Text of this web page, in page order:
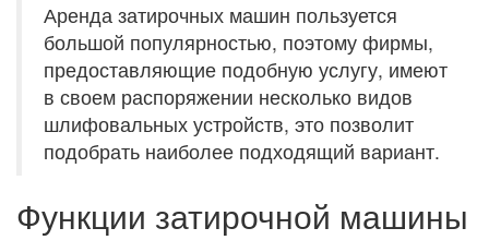
Аренда затирочных машин пользуется
большой популярностью, поэтому фирмы,
предоставляющие подобную услугу, имеют
в своем распоряжении несколько видов
шлифовальных устройств, это позволит
подобрать наиболее подходящий вариант.
Функции затирочной машины